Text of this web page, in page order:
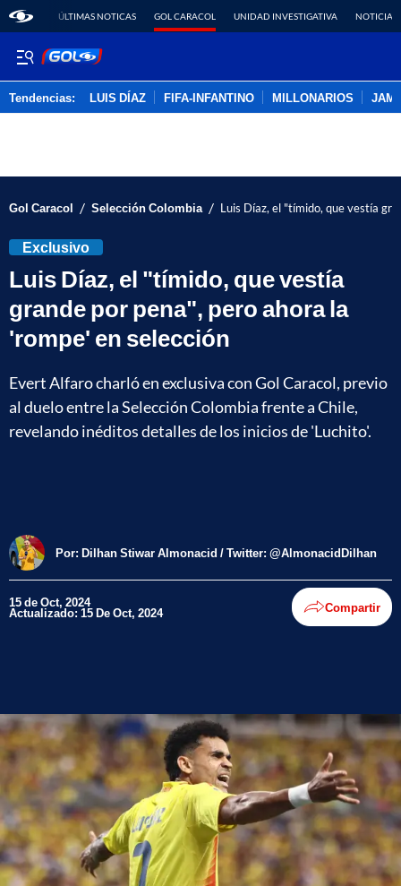
ÚLTIMAS NOTICAS GOL CARACOL UNIDAD INVESTIGATIVA NOTICIAS
Tendencias: LUIS DÍAZ FIFA-INFANTINO MILLONARIOS
Gol Caracol / Selección Colombia / Luis Díaz, el "tímido, que vestía
Exclusivo
Luis Díaz, el "tímido, que vestía
grande por pena", pero ahora la
'rompe' en selección
Evert Alfaro charló en exclusiva con Gol Caracol, previo
al duelo entre la Selección Colombia frente a Chile,
revelando inéditos detalles de los inicios de 'Luchito'.
Por: Dilhan Stiwar Almonacid / Twitter: @AlmonacidDilhan
15 de Oct, 2024
Actualizado: 15 De Oct, 2024 Compartir